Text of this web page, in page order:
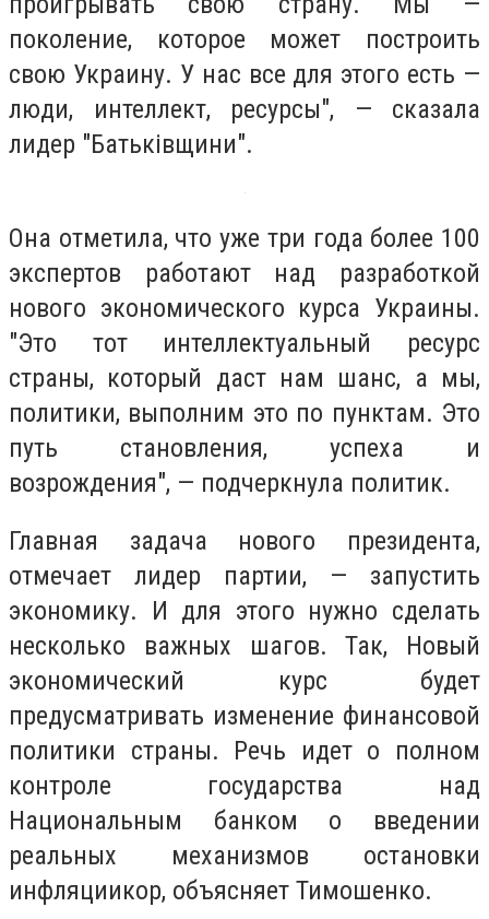
поколение, которое может построить
свою Украину. У нас все для этого есть —
люди, интеллект, ресурсы", — сказала
лидер "Батьківщини".
Она отметила, что уже три года более 100
экспертов работают над разработкой
нового экономического курса Украины.
"Это тот интеллектуальный ресурс
страны, который даст нам шанс, а мы,
политики, выполним это по пунктам. Это
путь становления, успеха и
возрождения", — подчеркнула политик.
Главная задача нового президента,
отмечает лидер партии, — запустить
экономику. И для этого нужно сделать
несколько важных шагов. Так, Новый
экономический курс будет
предусматривать изменение финансовой
политики страны. Речь идет о полном
контроле государства над
Национальным банком о введении
реальных механизмов остановки
инфляциикор, объясняет Тимошенко.